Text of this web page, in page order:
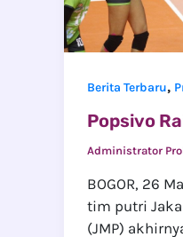
Berita Terbaru,
Popsivo
Administrator
BOGOR, 26
tim putri
(JMP)